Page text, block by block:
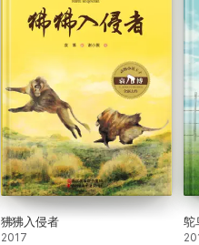
狒狒入侵者
2017
鸵